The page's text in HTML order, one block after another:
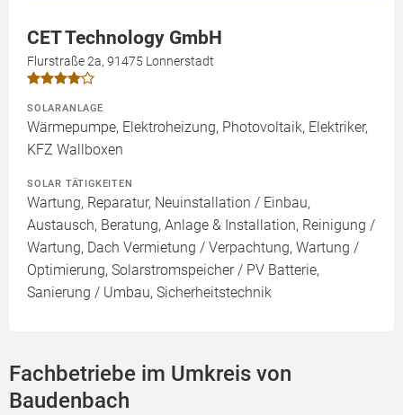
CET Technology GmbH
Flurstraße 2a, 91475 Lonnerstadt
SOLARANLAGE
Wärmepumpe, Elektroheizung, Photovoltaik, Elektriker,
KFZ Wallboxen
SOLAR TÄTIGKEITEN
Wartung, Reparatur, Neuinstallation / Einbau,
Austausch, Beratung, Anlage & Installation, Reinigung /
Wartung, Dach Vermietung / Verpachtung, Wartung /
Optimierung, Solarstromspeicher / PV Batterie,
Sanierung / Umbau, Sicherheitstechnik
Fachbetriebe im Umkreis von
Baudenbach